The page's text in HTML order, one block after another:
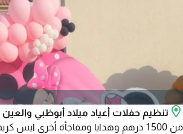
تنظيم حفلات أعياد ميلاد أبوظبي والعين
من 1500 درهم وهدايا ومفاجأة أخرى